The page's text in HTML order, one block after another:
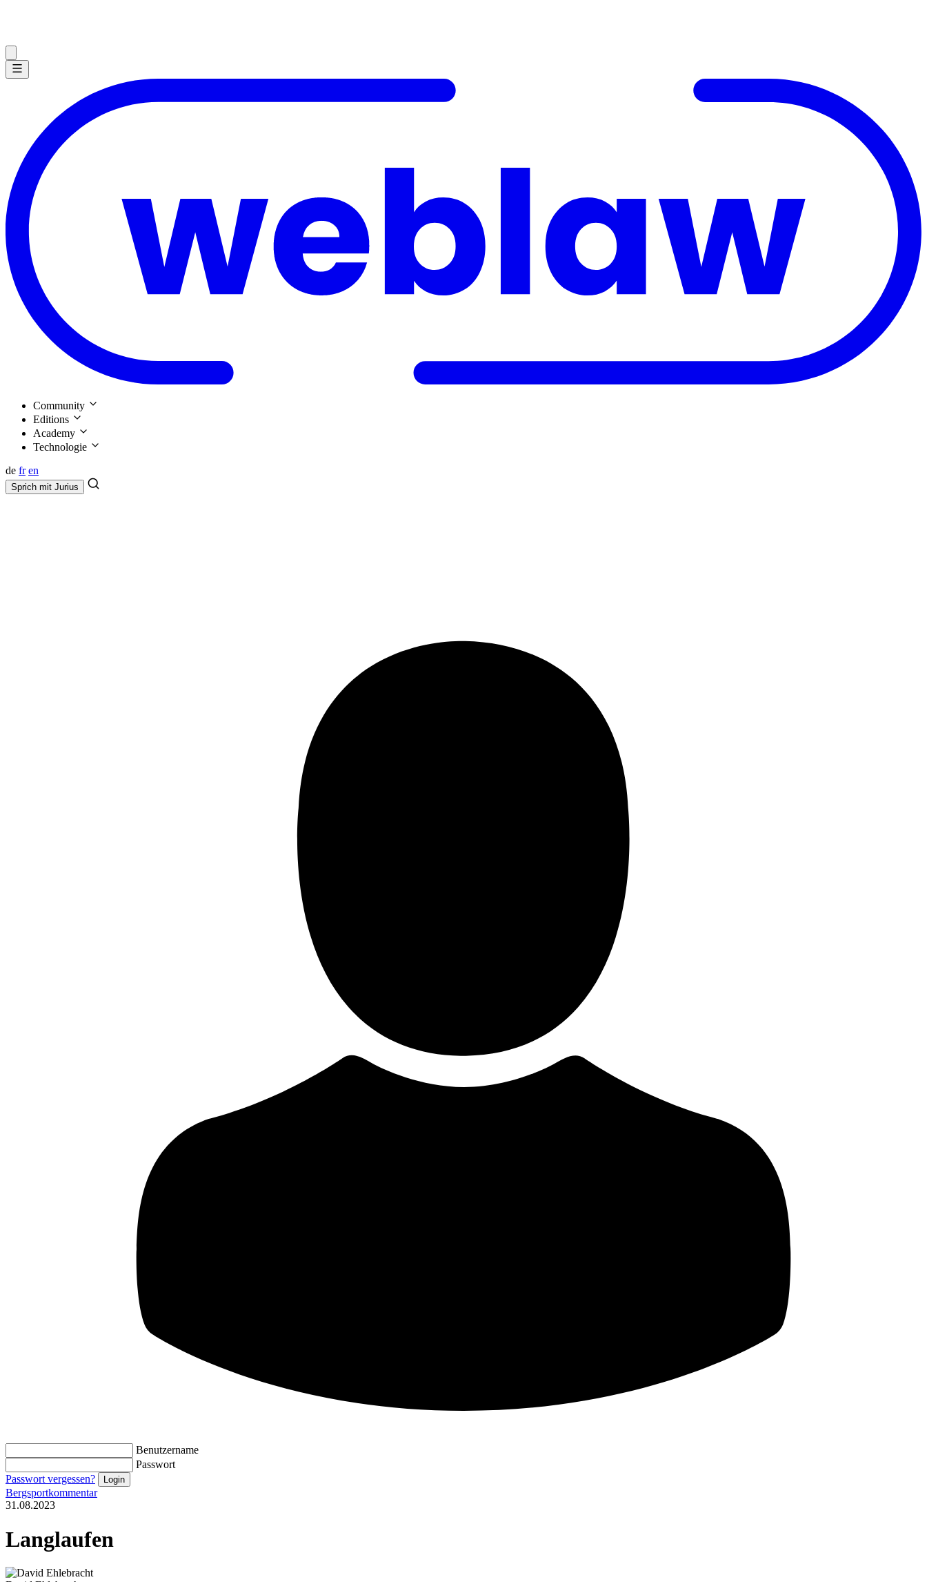
Community
Editions
Academy
Technologie
de fr en
Sprich mit Jurius
Benutzername
Passwort
Passwort vergessen?
Bergsportkommentar
31.08.2023
Langlaufen